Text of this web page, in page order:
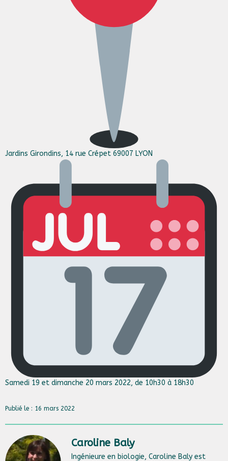
Jardins Girondins, 14 rue Crépet 69007 LYON
Samedi 19 et dimanche 20 mars 2022, de 10h30 à 18h30
Publié le : 16 mars 2022
Caroline Baly
Ingénieure en biologie, Caroline Baly est